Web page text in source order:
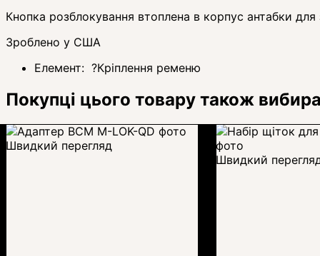
Кнопка розблокування втоплена в корпус антабки
Зроблено у США
Елемент: ?Кріплення ременю
Покупці цього товару також
Швидкий перегляд
Швидкий